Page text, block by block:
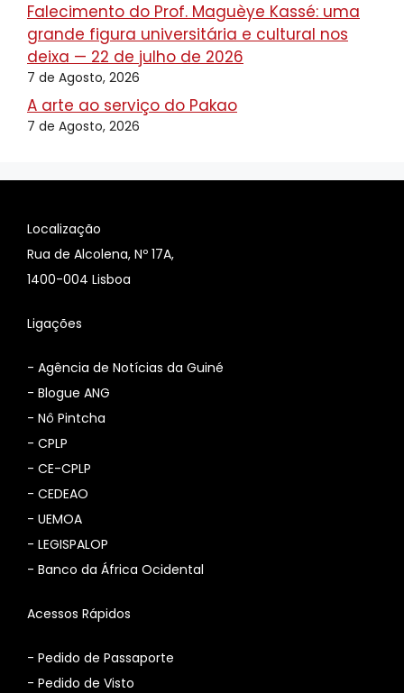
Falecimento do Prof. Maguèye Kassé: uma
grande figura universitária e cultural nos
deixa — 22 de julho de 2026
7 de Agosto, 2026
A arte ao serviço do Pakao
7 de Agosto, 2026
Localização
Rua de Alcolena, Nº 17A,
1400-004 Lisboa
Ligações
- Agência de Notícias da Guiné
- Blogue ANG
- Nô Pintcha
- CPLP
- CE-CPLP
- CEDEAO
- UEMOA
- LEGISPALOP
- Banco da África Ocidental
Acessos Rápidos
- Pedido de Passaporte
- Pedido de Visto